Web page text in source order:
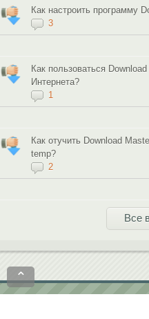
Как настроить программу
3
Как пользоваться
Интернета?
1
Как отучить Download
temp?
2
Все
⌃